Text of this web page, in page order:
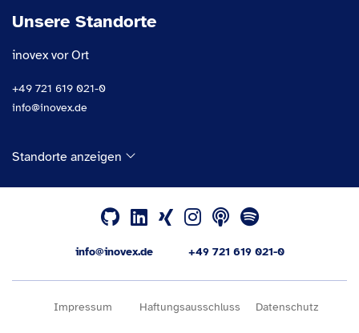
Unsere Standorte
inovex vor Ort
+49 721 619 021-0
info@inovex.de
Standorte anzeigen
info@inovex.de +49 721 619 021-0
Impressum Haftungsausschluss Datenschutz